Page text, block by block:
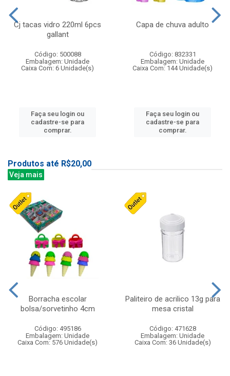
Cj tacas vidro 220ml 6pcs
gallant
Código: 500088
Embalagem: Unidade
Caixa Com: 6 Unidade(s)
Faça seu login ou
cadastre-se para
comprar.
Capa de chuva adulto
Código: 832331
Embalagem: Unidade
Caixa Com: 144 Unidade(s)
Faça seu login ou
cadastre-se para
comprar.
Produtos até R$20,00
Veja mais
Borracha escolar
bolsa/sorvetinho 4cm
Código: 495186
Embalagem: Unidade
Caixa Com: 576 Unidade(s)
Paliteiro de acrilico 13g para
mesa cristal
Código: 471628
Embalagem: Unidade
Caixa Com: 36 Unidade(s)